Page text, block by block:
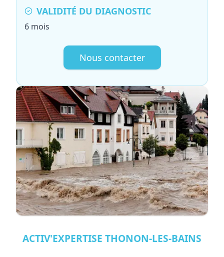
VALIDITÉ DU DIAGNOSTIC
6 mois
Nous contacter
ACTIV'EXPERTISE THONON-LES-BAINS